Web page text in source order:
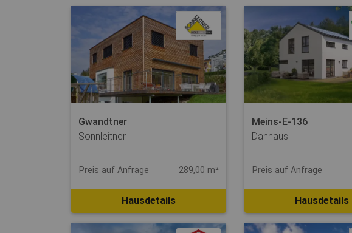
Gwandtner
Sonnleitner
Preis auf Anfrage 289,00 m²
Hausdetails
Meins-E-136
Danhaus
Preis auf Anfrage
Hausdetails